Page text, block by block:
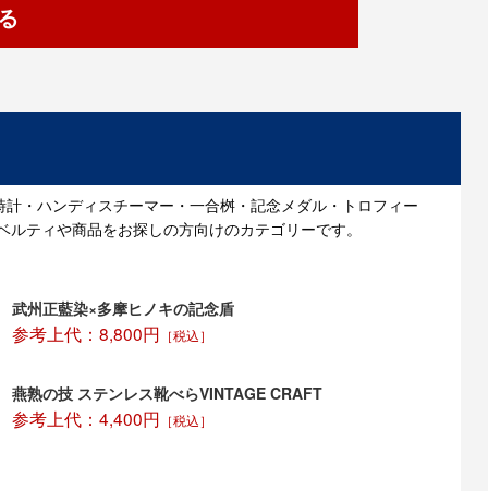
・ハンディスチーマー・一合桝・記念メダル・トロフィー
ティや商品をお探しの方向けのカテゴリーです。
武州正藍染×多摩ヒノキの記念盾
参考上代：8,800円 ［税込］
燕熟の技 ステンレス靴べらVINTAGE CRAFT
参考上代：4,400円 ［税込］